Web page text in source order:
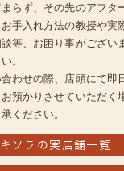
らず、その先のアフタ
手入れ方法の教授や実
等、お困り事がござい
。
わせの際、店頭にて即
預かりさせていただく
ください。
キソラの実店舗一覧